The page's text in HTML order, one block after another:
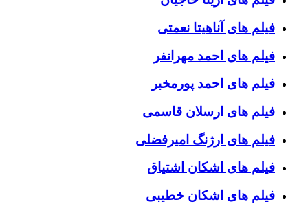
فیلم های آناهیتا نعمتی
فیلم های احمد مهرانفر
فیلم های احمد پورمخبر
فیلم های ارسلان قاسمی
فیلم های ارژنگ امیرفضلی
فیلم های اشکان اشتیاق
فیلم های اشکان خطیبی